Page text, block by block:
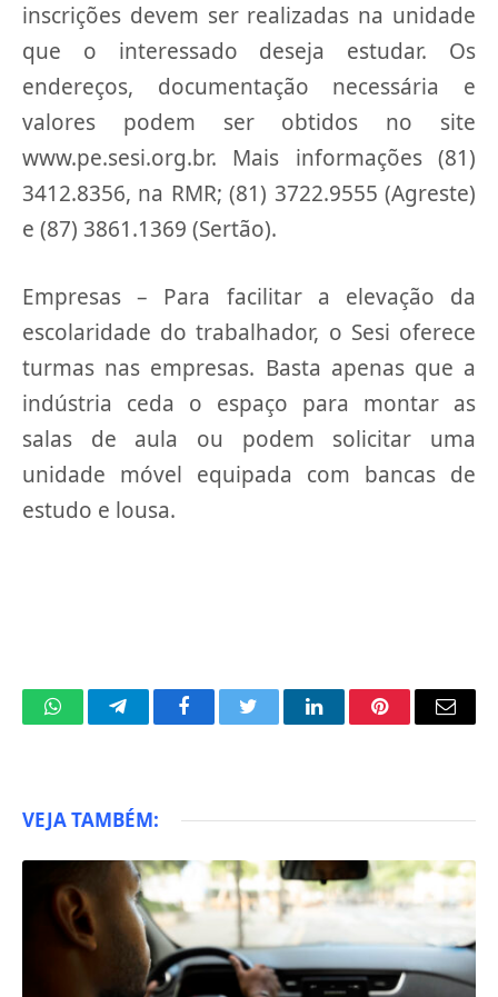
inscrições devem ser realizadas na unidade
que o interessado deseja estudar. Os
endereços, documentação necessária e
valores podem ser obtidos no site
www.pe.sesi.org.br. Mais informações (81)
3412.8356, na RMR; (81) 3722.9555 (Agreste)
e (87) 3861.1369 (Sertão).
Empresas – Para facilitar a elevação da
escolaridade do trabalhador, o Sesi oferece
turmas nas empresas. Basta apenas que a
indústria ceda o espaço para montar as
salas de aula ou podem solicitar uma
unidade móvel equipada com bancas de
estudo e lousa.
WhatsAppTelegramFacebookTwitter LinkedInPinterestEmail
VEJA TAMBÉM: